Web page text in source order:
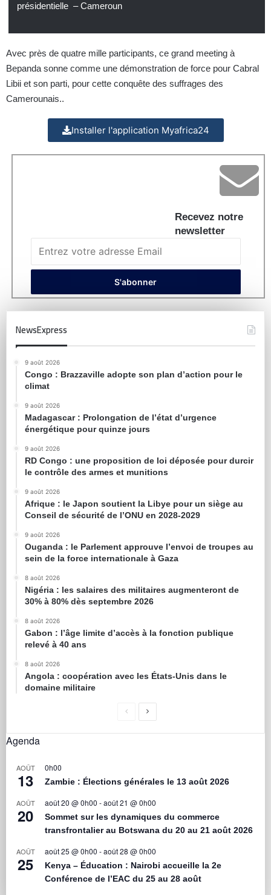
présidentielle – Cameroun
Avec près de quatre mille participants, ce grand meeting à
Bepanda sonne comme une démonstration de force pour Cabral
Libii et son parti, pour cette conquête des suffrages des
Camerounais..
Installer l'application Myafrica24
Recevez notre
newsletter
NewsExpress
9 août 2026
Congo : Brazzaville adopte son plan d’action pour le
climat
9 août 2026
Madagascar : Prolongation de l’état d’urgence
énergétique pour quinze jours
9 août 2026
RD Congo : une proposition de loi déposée pour durcir
le contrôle des armes et munitions
9 août 2026
Afrique : le Japon soutient la Libye pour un siège au
Conseil de sécurité de l’ONU en 2028-2029
9 août 2026
Ouganda : le Parlement approuve l’envoi de troupes au
sein de la force internationale à Gaza
8 août 2026
Nigéria : les salaires des militaires augmenteront de
30% à 80% dès septembre 2026
8 août 2026
Gabon : l’âge limite d’accès à la fonction publique
relevé à 40 ans
8 août 2026
Angola : coopération avec les États-Unis dans le
domaine militaire
Agenda
AOÛT
13
0h00
Zambie : Élections générales le 13 août 2026
AOÛT
20
août 20 @ 0h00 -août 21 @ 0h00
Sommet sur les dynamiques du commerce
transfrontalier au Botswana du 20 au 21 août 2026
AOÛT
25
août 25 @ 0h00 -août 28 @ 0h00
Kenya – Éducation : Nairobi accueille la 2e
Conférence de l’EAC du 25 au 28 août